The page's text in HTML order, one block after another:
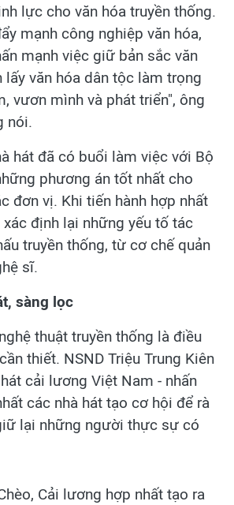
lực cho văn hóa truyền thống.
mạnh công nghiệp văn hóa,
mạnh việc giữ bản sắc văn
lấy văn hóa dân tộc làm trọng
vươn mình và phát triển", ông
nói.
hát đã có buổi làm việc với Bộ
phương án tốt nhất cho
đơn vị. Khi tiến hành hợp nhất
xác định lại những yếu tố tác
truyền thống, từ cơ chế quản
sĩ.
sàng lọc
thuật truyền thống là điều
thiết. NSND Triệu Trung Kiên
cải lương Việt Nam - nhấn
các nhà hát tạo cơ hội để rà
lại những người thực sự có
Cải lương hợp nhất tạo ra